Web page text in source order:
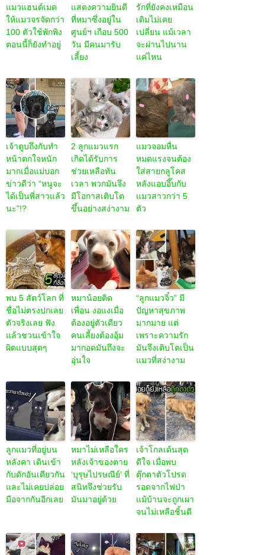
แมวแฮนด์เมด
ให้แมวจรจัดกว่า
100 ตัวใช้พักพิง
ตอนนี้ก็ยังทำอยู่
แสดงความยินดี
ที่หมาซึ่งอยู่ใน
ศูนย์ฯ เกือบ 500
วัน มีคนมารับ
เลี้ยง
รักที่ยังคงเหมือน
เดิมไม่เคย
เปลี่ยน แม้เวลา
จะผ่านไปนาน
แค่ไหน
เจ้าตูบถึงกับทำ
หน้าตกใจหนัก
มากเมื่อแม่บอก
ข่าวดีว่า “หนูจะ
ได้เป็นพี่สาวแล้ว
นะ”!?
2 ลูกแมวแรก
เกิดได้รับการ
ช่วยเหลือทัน
เวลา พวกมันจึง
มีโอกาสเติบโต
ขึ้นอย่างสง่างาม
แมวจอมหื่น
หมดแรงจนต้อง
ใส่สายกลูโคส
หลังแอบอึ๊บกับ
แมวสาวกว่า 5
ตัว
พบ 5 สัตว์โลก ที่
ชื่อไม่ตรงปกเลย
ตัวจริงเลย ฟัง
แล้วชวนเข้าใจ
ผิดแบบสุดๆ
หมาน้อยติด
เพื่อน งอแงเมื่อ
ต้องอยู่ตัวเดียว
คนเลี้ยงต้องอุ้ม
มากอดมันถึงจะ
อุ่นใจ
“ลูกแมวจิ๋ว” มี
ปัญหาสุขภาพ
มากมาย แต่
เพราะความรัก
มันจึงเติบโตเป็น
แมวที่สง่างาม
ลูกแมวที่อยู่บน
หลังคา เดินเข้า
กับดักอันเดียวกัน
และไม่เคยปล่อย
มือจากกันอีกเลย
หมาไม่เหลือใคร
หลังเจ้าของตาย
‘บุรุษไปรษณีย์’ ที่
สนิทจึงช่วยรับ
มันมาอยู่ด้วย
เจ้าโกลเด้นสุด
ดีใจ เมื่อพบ
ตุ๊กตาตัวโปรด
รอดจากไฟป่า
แม้บ้านจะถูกเผา
จนไม่เหลือชิ้นดี